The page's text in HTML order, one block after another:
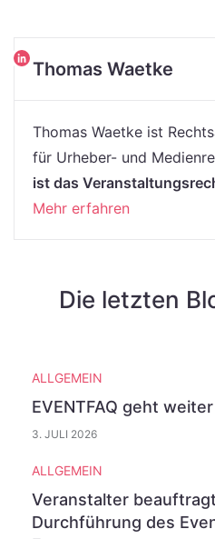
Thomas Waetke
Thomas Waetke ist
für Urheber- und
ist das
Mehr erfahren
Die letzten
ALLGEMEIN
EVENTFAQ geht weiter
3. JULI 2026
ALLGEMEIN
Veranstalter
Durchführung des